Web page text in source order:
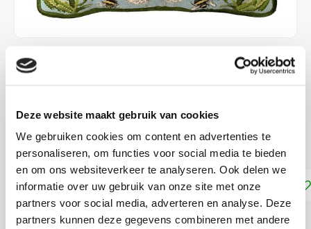
Deze website maakt gebruik van cookies
We gebruiken cookies om content en advertenties te
personaliseren, om functies voor social media te bieden
en om ons websiteverkeer te analyseren. Ook delen we
informatie over uw gebruik van onze site met onze
partners voor social media, adverteren en analyse. Deze
partners kunnen deze gegevens combineren met andere
€99,80
35,5 x 35,5 cm met halve kruissteek voorbedrukt patroon
Lees meer
Toevoegen aan winkelwagen
DELEN: